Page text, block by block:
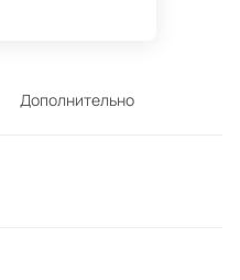
Дополнительно